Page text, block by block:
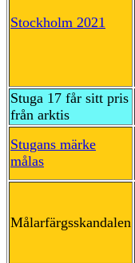
Stockholm 2021
Stuga 17 får sitt pris
från arktis
Stugans märke
målas
Målarfärgsskandalen